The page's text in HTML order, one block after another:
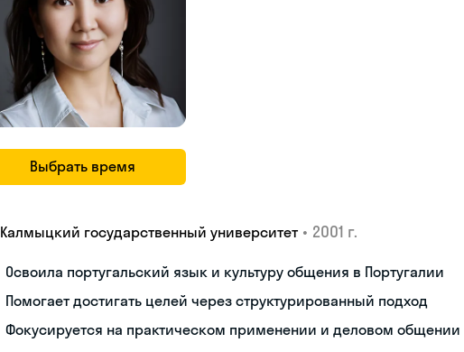
Выбрать время
Калмыцкий государственный университет • 2001 г.
Освоила португальский язык и культуру общения в Португалии
Помогает достигать целей через структурированный подход
Фокусируется на практическом применении и деловом общении